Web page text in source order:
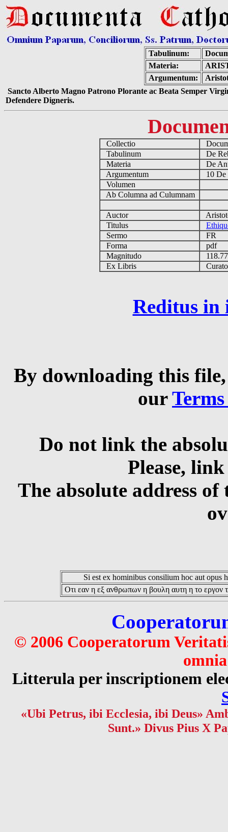
Tabulinum:
Materia:
Argumentum:
Sancto Alberto Magno Patrono Plorante ac Beata Semper
Defendere Digneris.
Collectio
Tabulinum
De
Materia
De
Argumentum
10 De
Volumen
Ab Columna ad Culumnam
Auctor
Titulus
Sermo
FR
Forma
pdf
Magnitudo
Ex Libris
Reditus in
By downloading this
our
Do not link the
Please,
The absolute address
Si est ex hominibus consilium hoc aut opus
Οτι εαν η εξ ανθρωπων η βουλη αυτη η το εργον
© 2006 Cooperatorum
Litterula per inscriptionem
«Ubi Petrus, ibi Ecclesia, ibi Deus»
Sunt.» Divus Pius X